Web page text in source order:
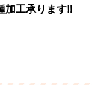
加工承ります‼